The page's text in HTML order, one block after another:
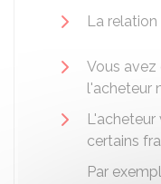
La
Vous avez
l'acheteur
certains
Par